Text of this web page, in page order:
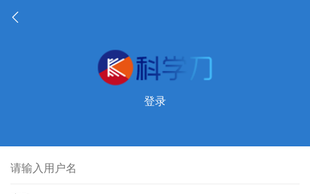
登录